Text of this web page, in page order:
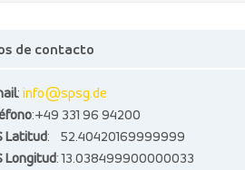
de contacto
: info@spsg.de
:+49 331 96 94200
Latitud: 52.40420169999999
Longitud: 13.038499900000033